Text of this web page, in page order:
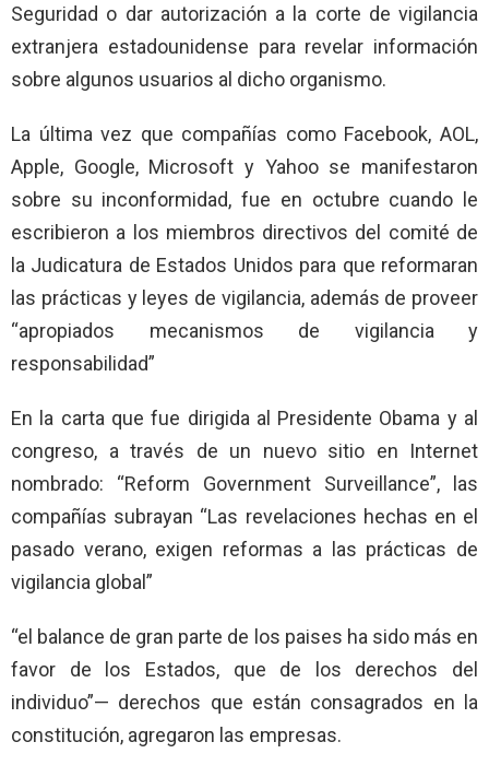
Seguridad o dar autorización a la corte de vigilancia
extranjera estadounidense para revelar información
sobre algunos usuarios al dicho organismo.
La última vez que compañías como Facebook, AOL,
Apple, Google, Microsoft y Yahoo se manifestaron
sobre su inconformidad, fue en octubre cuando le
escribieron a los miembros directivos del comité de
la Judicatura de Estados Unidos para que reformaran
las prácticas y leyes de vigilancia, además de proveer
“apropiados mecanismos de vigilancia y
responsabilidad”
En la carta que fue dirigida al Presidente Obama y al
congreso, a través de un nuevo sitio en Internet
nombrado: “Reform Government Surveillance”, las
compañías subrayan “Las revelaciones hechas en el
pasado verano, exigen reformas a las prácticas de
vigilancia global”
“el balance de gran parte de los paises ha sido más en
favor de los Estados, que de los derechos del
individuo”— derechos que están consagrados en la
constitución, agregaron las empresas.